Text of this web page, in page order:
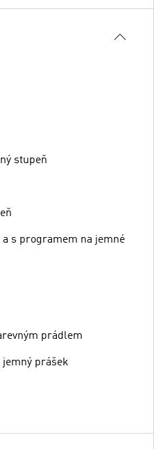
stupeň
s programem na jemné
prádlem
jemný prášek